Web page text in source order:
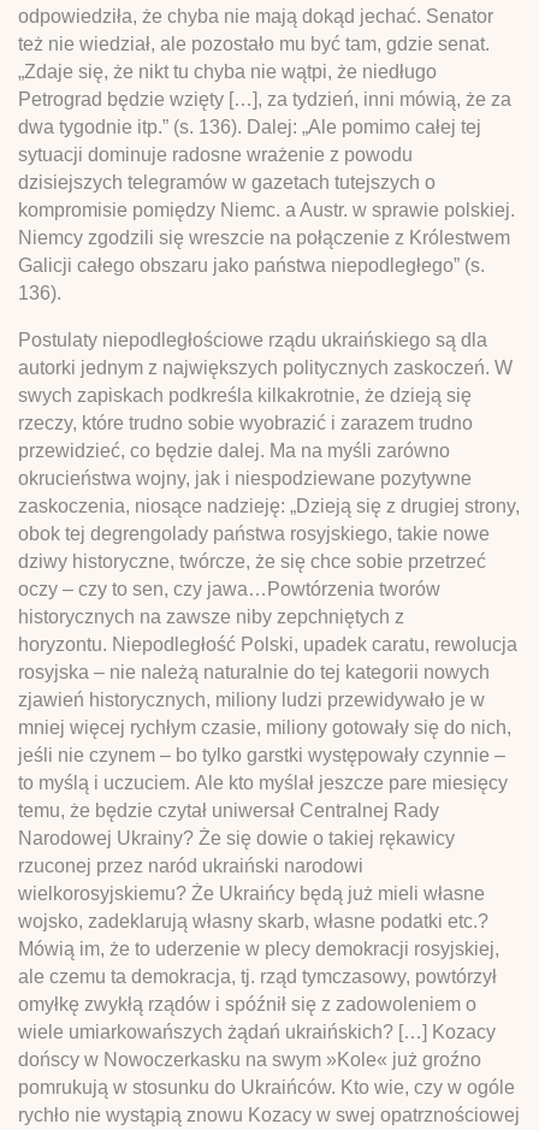
odpowiedziła, że chyba nie mają dokąd jechać. Senator
też nie wiedział, ale pozostało mu być tam, gdzie senat.
„Zdaje się, że nikt tu chyba nie wątpi, że niedługo
Petrograd będzie wzięty […], za tydzień, inni mówią, że za
dwa tygodnie itp.” (s. 136). Dalej: „Ale pomimo całej tej
sytuacji dominuje radosne wrażenie z powodu
dzisiejszych telegramów w gazetach tutejszych o
kompromisie pomiędzy Niemc. a Austr. w sprawie polskiej.
Niemcy zgodzili się wreszcie na połączenie z Królestwem
Galicji całego obszaru jako państwa niepodległego” (s.
136).
Postulaty niepodległościowe rządu ukraińskiego są dla
autorki jednym z największych politycznych zaskoczeń. W
swych zapiskach podkreśla kilkakrotnie, że dzieją się
rzeczy, które trudno sobie wyobrazić i zarazem trudno
przewidzieć, co będzie dalej. Ma na myśli zarówno
okrucieństwa wojny, jak i niespodziewane pozytywne
zaskoczenia, niosące nadzieję: „Dzieją się z drugiej strony,
obok tej degrengolady państwa rosyjskiego, takie nowe
dziwy historyczne, twórcze, że się chce sobie przetrzeć
oczy – czy to sen, czy jawa…Powtórzenia tworów
historycznych na zawsze niby zepchniętych z
horyzontu. Niepodległość Polski, upadek caratu, rewolucja
rosyjska – nie należą naturalnie do tej kategorii nowych
zjawień historycznych, miliony ludzi przewidywało je w
mniej więcej rychłym czasie, miliony gotowały się do nich,
jeśli nie czynem – bo tylko garstki występowały czynnie –
to myślą i uczuciem. Ale kto myślał jeszcze pare miesięcy
temu, że będzie czytał uniwersał Centralnej Rady
Narodowej Ukrainy? Że się dowie o takiej rękawicy
rzuconej przez naród ukraiński narodowi
wielkorosyjskiemu? Że Ukraińcy będą już mieli własne
wojsko, zadeklarują własny skarb, własne podatki etc.?
Mówią im, że to uderzenie w plecy demokracji rosyjskiej,
ale czemu ta demokracja, tj. rząd tymczasowy, powtórzył
omyłkę zwykłą rządów i spóźnił się z zadowoleniem o
wiele umiarkowańszych żądań ukraińskich? […] Kozacy
dońscy w Nowoczerkasku na swym »Kole« już groźno
pomrukują w stosunku do Ukraińców. Kto wie, czy w ogóle
rychło nie wystąpią znowu Kozacy w swej opatrznościowej